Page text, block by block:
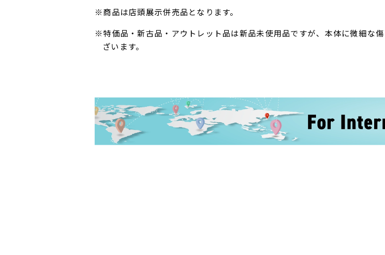
※商品は店頭展示併売品となります。
※特価品・新古品・アウトレット品は新品未使用品ですが、本体に微細な
ざいます。